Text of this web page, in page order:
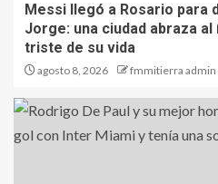
Messi llegó a Rosario para
Jorge: una ciudad abraza al
triste de su vida
agosto 8, 2026 fmmitierra admin